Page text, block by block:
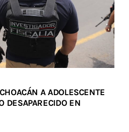
A ADOLESCENTE
DESAPARECIDO EN